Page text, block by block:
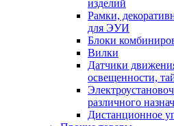
изделий
Рамки,
для ЭУИ
Блоки
Вилки
Датчики
освещенности,
различного
Дистанционное